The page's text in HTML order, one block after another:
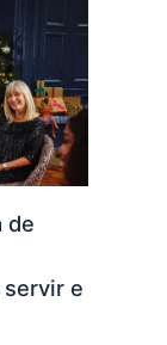
de
e